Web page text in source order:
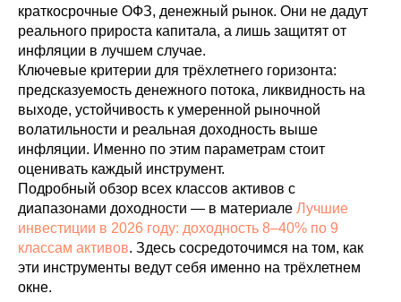
краткосрочные ОФЗ, денежный рынок. Они не дадут
реального прироста капитала, а лишь защитят от
инфляции в лучшем случае.
Ключевые критерии для трёхлетнего горизонта:
предсказуемость денежного потока, ликвидность на
выходе, устойчивость к умеренной рыночной
волатильности и реальная доходность выше
инфляции. Именно по этим параметрам стоит
оценивать каждый инструмент.
Подробный обзор всех классов активов с
диапазонами доходности — в материале Лучшие
инвестиции в 2026 году: доходность 8–40% по 9
классам активов. Здесь сосредоточимся на том, как
эти инструменты ведут себя именно на трёхлетнем
окне.